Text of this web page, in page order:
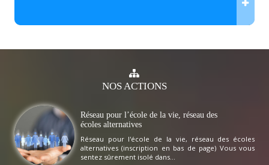
NOSACTIONS
Réseau pour l’école de la vie, réseau des
écoles alternatives
Réseau pour l'école de la vie, réseau des écoles
alternatives (inscription en bas de page) Vous vous
sentez sûrement isolé dans...